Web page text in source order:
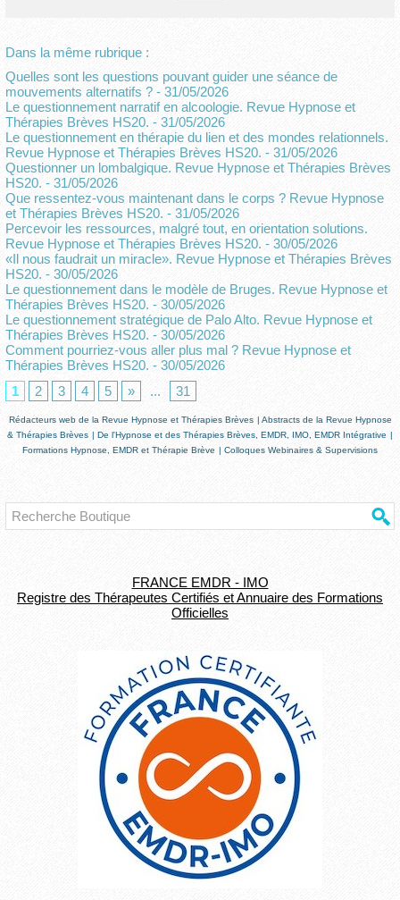
FRANCE EMDR - IMO
Registre des Thérapeutes Certifiés et Annuaire des Formations
Officielles
Dans la même rubrique :
Quelles sont les questions pouvant guider une séance de
mouvements alternatifs ? - 31/05/2026
Le questionnement narratif en alcoologie. Revue Hypnose et
Thérapies Brèves HS20. - 31/05/2026
Le questionnement en thérapie du lien et des mondes relationnels.
Revue Hypnose et Thérapies Brèves HS20. - 31/05/2026
Questionner un lombalgique. Revue Hypnose et Thérapies Brèves
HS20. - 31/05/2026
Que ressentez-vous maintenant dans le corps ? Revue Hypnose
et Thérapies Brèves HS20. - 31/05/2026
Percevoir les ressources, malgré tout, en orientation solutions.
Revue Hypnose et Thérapies Brèves HS20. - 30/05/2026
«Il nous faudrait un miracle». Revue Hypnose et Thérapies Brèves
HS20. - 30/05/2026
Le questionnement dans le modèle de Bruges. Revue Hypnose et
Thérapies Brèves HS20. - 30/05/2026
Le questionnement stratégique de Palo Alto. Revue Hypnose et
Thérapies Brèves HS20. - 30/05/2026
Comment pourriez-vous aller plus mal ? Revue Hypnose et
Thérapies Brèves HS20. - 30/05/2026
1
2 3 4 5 » ... 31
Rédacteurs web de la Revue Hypnose et Thérapies Brèves | Abstracts de la Revue Hypnose
& Thérapies Brèves | De l'Hypnose et des Thérapies Brèves, EMDR, IMO, EMDR Intégrative |
Formations Hypnose, EMDR et Thérapie Brève | Colloques Webinaires & Supervisions